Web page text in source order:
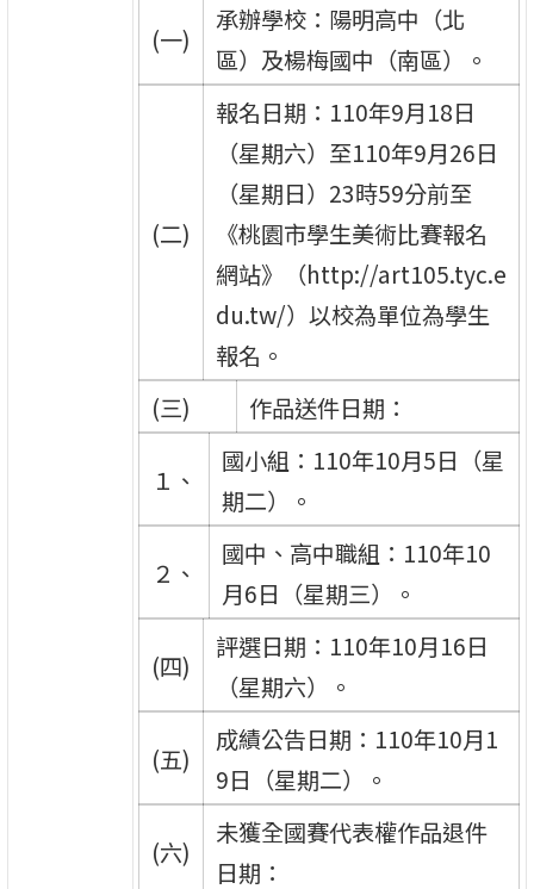
(一)
承辦學校：陽明高中（北
區）及楊梅國中（南區）。
(二)
報名日期：110年9月18日
（星期六）至110年9月26日
（星期日）23時59分前至
《桃園市學生美術比賽報名
網站》（http://art105.tyc.e
du.tw/）以校為單位為學生
報名。
(三)
作品送件日期：
１、
國小組：110年10月5日（星
期二）。
２、
國中、高中職組：110年10
月6日（星期三）。
(四)
評選日期：110年10月16日
（星期六）。
(五)
成績公告日期：110年10月1
9日（星期二）。
(六)
未獲全國賽代表權作品退件
日期：